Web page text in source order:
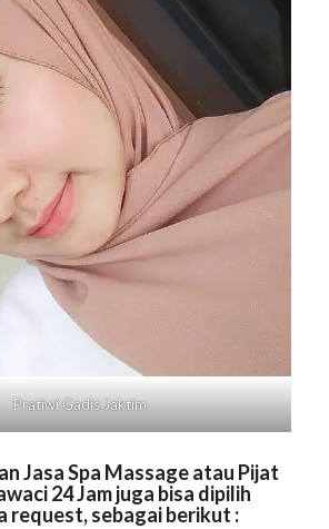
Pratiwi GadisJaktim
Jasa Spa Massage atau Pijat
24 Jam juga bisa dipilih
request, sebagai berikut :